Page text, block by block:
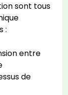
sont tous
:
entre
de